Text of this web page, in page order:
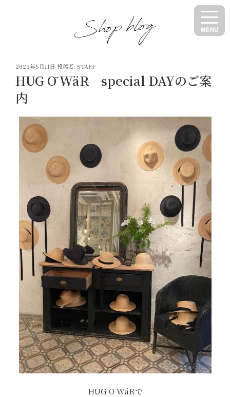
投
稿
日:
2023年5月11日 投稿者: STAFF
HUG Ō WäR special DAYのご案
内
HUG Ō WäRで